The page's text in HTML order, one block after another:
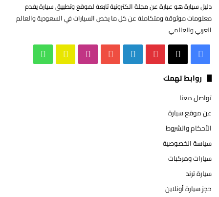
دليل سيارة هو عبارة عن مجلة الكترونية تابعة لموقع وتطبيق سيارة يقدم
معلومات موثوقة ومتكاملة عن كل ما يخص السيارات في السعودية والعالم
العربي والعالمي
فيسبوك بينتيريست لينكدإن ‫YouTube انستقرام سناب
روابط تهمك
تواصل معنا
عن موقع سيارة
الأحكام والشروط
سياسة الخصوصية
سيارات ومركبات
سيارة ترند
حجز سيارة أونلاين